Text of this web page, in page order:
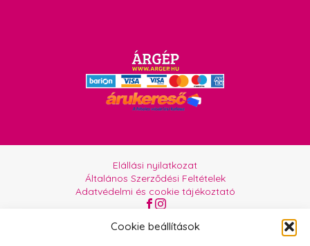
Cookie beállítások
Elállási nyilatkozat
Általános Szerződési Feltételek
Adatvédelmi és cookie tájékoztató